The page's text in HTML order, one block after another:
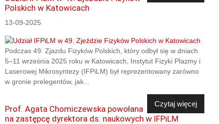
Polskich w Katowicach
13-09-2025
Podczas 49. Zjazdu Fizyków Polskich, który odbył się w dniach
5–11 września 2025 roku w Katowicach, Instytut Fizyki Plazmy i
Laserowej Mikrosyntezy (IFPiLM) był reprezentowany zarówno
w gronie prelegentów, jak...
Czytaj więcej
Prof. Agata Chomiczewska powołana
na zastępcę dyrektora ds. naukowych w IFPiLM